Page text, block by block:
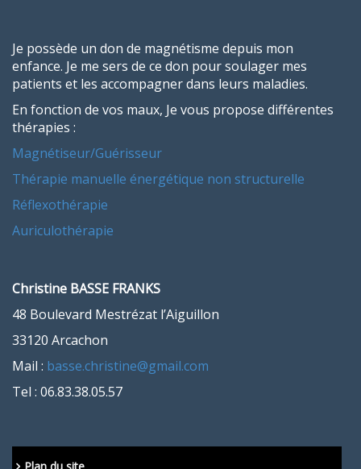
Je possède un don de magnétisme depuis mon
enfance. Je me sers de ce don pour soulager mes
patients et les accompagner dans leurs maladies.
En fonction de vos maux, Je vous propose différentes
thérapies :
Magnétiseur/Guérisseur
Thérapie manuelle énergétique non structurelle
Réflexothérapie
Auriculothérapie
Christine BASSE FRANKS
48 Boulevard Mestrézat l’Aiguillon
33120 Arcachon
Mail : basse.christine@gmail.com
Tel : 06.83.38.05.57